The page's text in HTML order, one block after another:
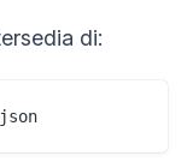
di: